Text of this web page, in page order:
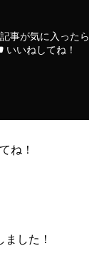
事が気に入ったら
いいねしてね！
ね！
した！